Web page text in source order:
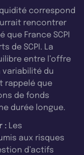
correspond
rencontrer
France SCPI
de SCPI. La
entre l’offre
variabilité du
rappelé que
de fonds
durée longue.
: Les
aux risques
d’actifs